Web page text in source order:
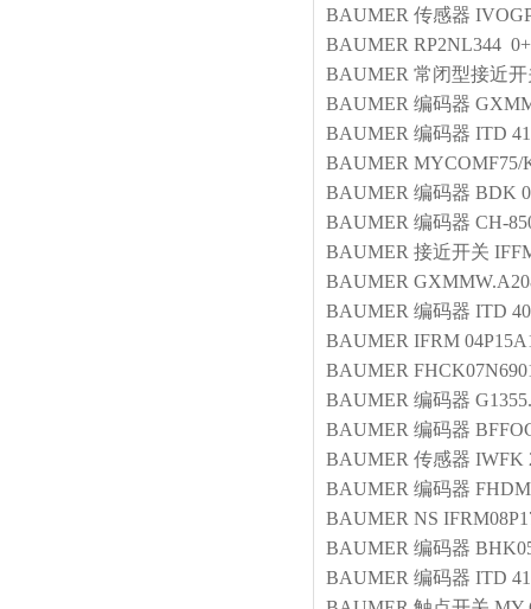
BAUMER 传感器
BAUMER RP2NL344
BAUMER 常闭型接近开
BAUMER 编码器
BAUMER 编码器 ITD
BAUMER MYCOMF75/
BAUMER 编码器 BDK
BAUMER 编码器 CH-
BAUMER 接近开关
BAUMER
BAUMER 编码器 ITD
BAUMER IFRM
BAUMER
BAUMER 编码器
BAUMER 编码器
BAUMER 传感器 IWFK
BAUMER 编码器 FHDM
BAUMER NS
BAUMER 编码器
BAUMER 编码器 ITD